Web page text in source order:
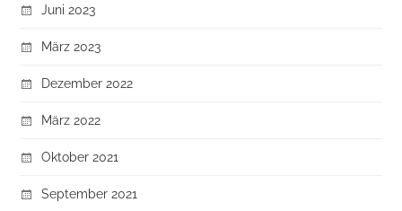
Juni 2023
März 2023
Dezember 2022
März 2022
Oktober 2021
September 2021